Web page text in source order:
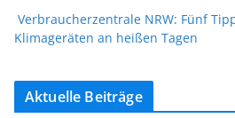
Verbraucherzentrale NRW: Fünf
Klimageräten an heißen Tagen
Aktuelle Beiträge